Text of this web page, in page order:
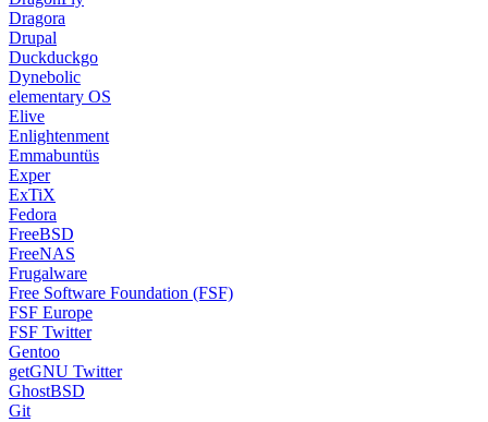
Dragora
Drupal
Duckduckgo
Dynebolic
elementary OS
Elive
Enlightenment
Emmabuntüs
Exper
ExTiX
Fedora
FreeBSD
FreeNAS
Frugalware
Free Software Foundation (FSF)
FSF Europe
FSF Twitter
Gentoo
getGNU Twitter
GhostBSD
Git